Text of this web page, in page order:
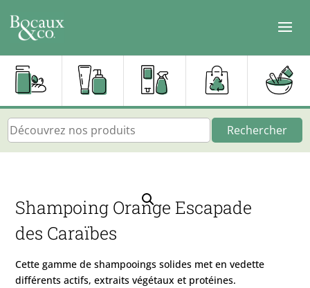
Rechercher
Shampoing Orange Escapade
des Caraïbes
Cette gamme de shampooings solides met en vedette
différents actifs, extraits végétaux et protéines.